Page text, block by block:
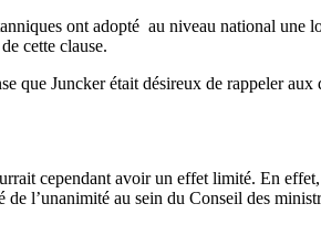
ont adopté au niveau national une
cette clause.
que Juncker était désireux de rappeler
cependant avoir un effet limité. En
l’unanimité au sein du Conseil des